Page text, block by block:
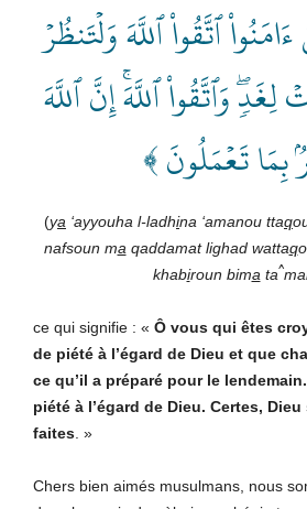
ٱتَّقُواْ ٱللَّهَ وَلۡتَنظُرۡ
وَٱتَّقُواْ ٱللَّهَۚ إِنَّ ٱللَّهَ
بِمَا تَعۡمَلُونَ ﴾
(ya ‘ayyouha l-ladhina ‘amanou ttaq
nafsoun ma qaddamat lighad wattaq
khabiroun bima ta^
ce qui signifie : « Ô vous qui êtes
de piété à l’égard de Dieu et que
ce qu’il a préparé pour le
piété à l’égard de Dieu. Certes, Dieu
faites . »
Chers bien aimés musulmans, nous